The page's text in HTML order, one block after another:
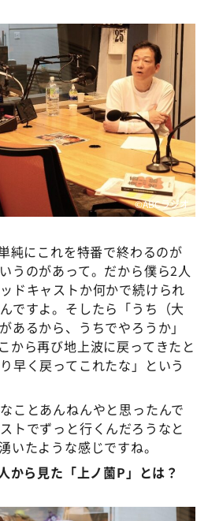
©️ABCラジオ
純にこれを特番で終わるのが
うのがあって。だから僕ら2人
ドキャストか何かで続けられ
ですよ。そしたら「うち（大
あるから、うちでやろうか」
から再び地上波に戻ってきたと
早く戻ってこれたな」という
ことあんねんやと思ったんで
トでずっと行くんだろうなと
いたような感じですね。
から見た「上ノ薗P」とは？